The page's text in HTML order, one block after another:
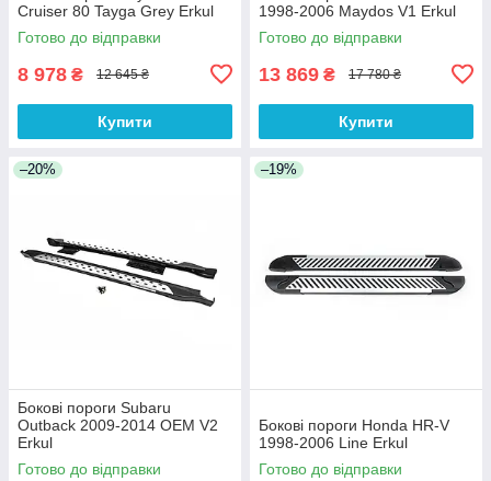
Cruiser 80 Tayga Grey Erkul
Готово до відправки
8 978 ₴ 12 645 ₴
Купити
1998-2006 Maydos V1 Erkul
Готово до відправки
13 869 ₴ 17 780 ₴
Купити
–20%
Бокові пороги Subaru
Outback 2009-2014 OEM V2
Erkul
Готово до відправки
–19%
Бокові пороги Honda HR-V
1998-2006 Line Erkul
Готово до відправки